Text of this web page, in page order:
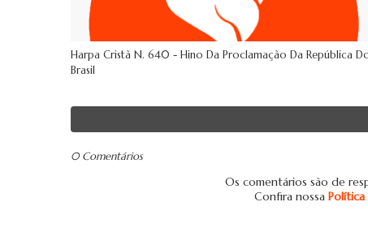
Harpa Cristã N. 640 - Hino Da Proclamação Da República
Brasil
0 Comentários
Os comentários são de
Confira nossa